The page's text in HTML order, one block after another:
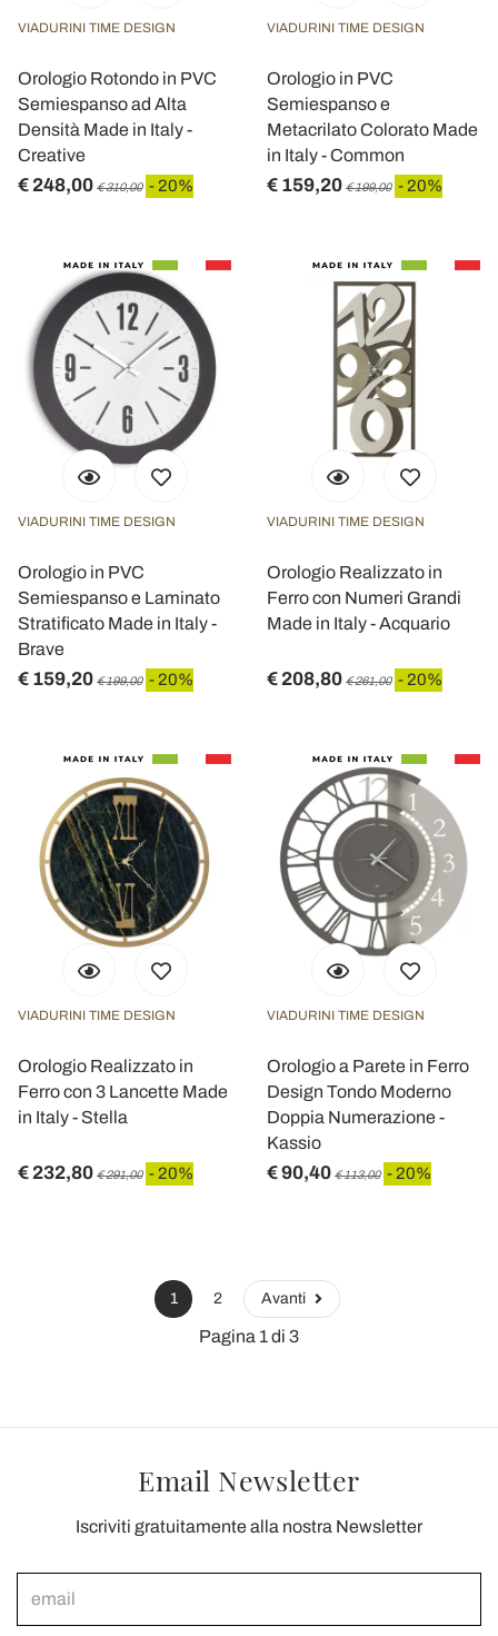
VIADURINI TIME DESIGN
Orologio Rotondo in PVC
Semiespanso ad Alta
Densità Made in Italy -
Creative
€ 248,00 € 310,00 - 20%
VIADURINI TIME DESIGN
Orologio in PVC
Semiespanso e
Metacrilato Colorato Made
in Italy - Common
€ 159,20 € 199,00 - 20%
VIADURINI TIME DESIGN
Orologio in PVC
Semiespanso e Laminato
Stratificato Made in Italy -
Brave
€ 159,20 € 199,00 - 20%
VIADURINI TIME DESIGN
Orologio Realizzato in
Ferro con Numeri Grandi
Made in Italy - Acquario
€ 208,80 € 261,00 - 20%
VIADURINI TIME DESIGN
Orologio Realizzato in
Ferro con 3 Lancette Made
in Italy - Stella
€ 232,80 € 291,00 - 20%
VIADURINI TIME DESIGN
Orologio a Parete in Ferro
Design Tondo Moderno
Doppia Numerazione -
Kassio
€ 90,40 € 113,00 - 20%
1 2 Avanti
Pagina 1 di 3
Email Newsletter
Iscriviti gratuitamente alla nostra Newsletter